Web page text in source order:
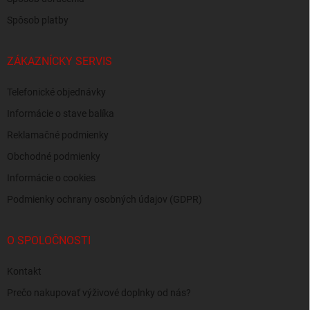
Spôsob platby
ZÁKAZNÍCKY SERVIS
Telefonické objednávky
Informácie o stave balíka
Reklamačné podmienky
Obchodné podmienky
Informácie o cookies
Podmienky ochrany osobných údajov (GDPR)
O SPOLOČNOSTI
Kontakt
Prečo nakupovať výživové doplnky od nás?